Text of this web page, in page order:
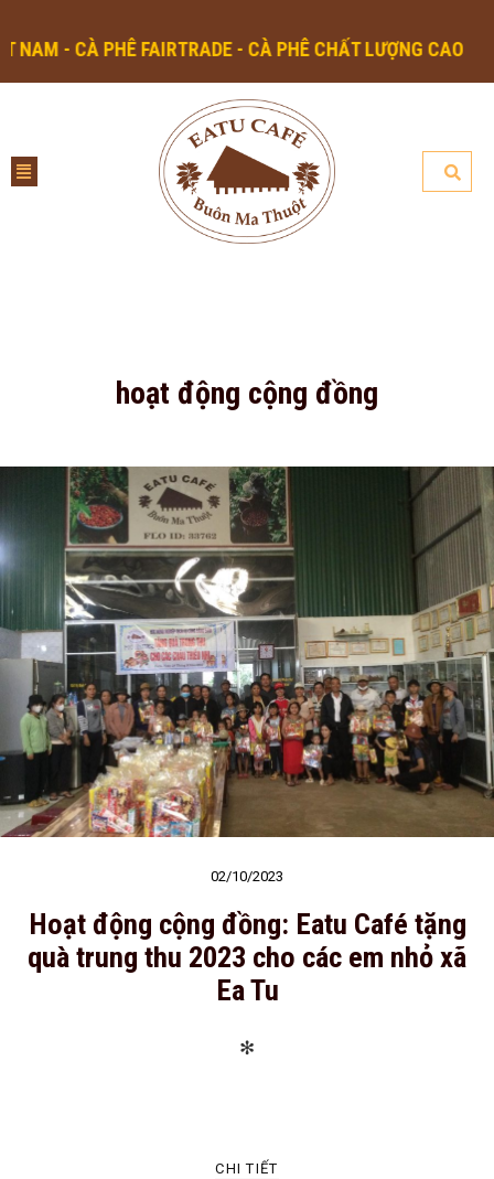
- CÀ PHÊ FAIRTRADE - CÀ PHÊ CHẤT LƯỢNG CAO
hoạt động cộng đồng
02/10/2023
Hoạt động cộng đồng: Eatu Café tặng
quà trung thu 2023 cho các em nhỏ xã
Ea Tu
✻
CHI TIẾT